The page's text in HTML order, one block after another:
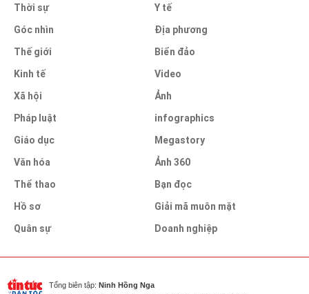
Thời sự
Góc nhìn
Thế giới
Kinh tế
Xã hội
Pháp luật
Giáo dục
Văn hóa
Thể thao
Hồ sơ
Quân sự
Y tế
Địa phương
Biển đảo
Video
Ảnh
infographics
Megastory
Ảnh 360
Bạn đọc
Giải mã muôn mặt
Doanh nghiệp
Tổng biên tập: Ninh Hồng Nga